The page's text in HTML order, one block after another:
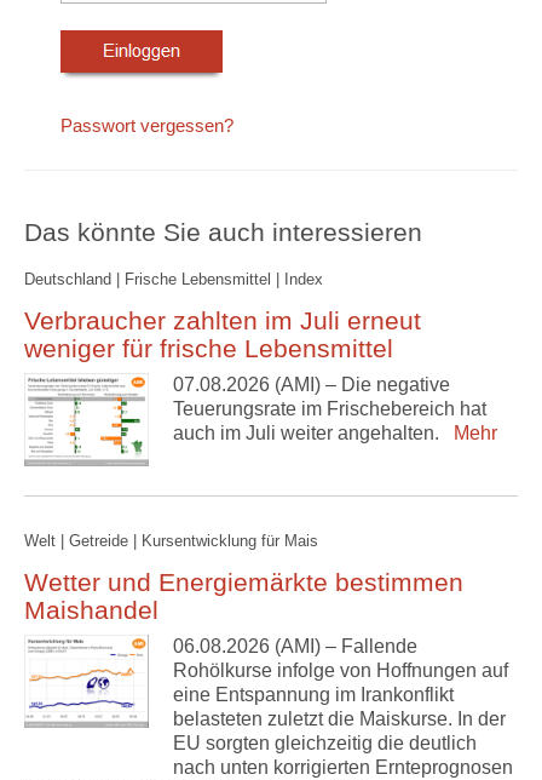
Passwort vergessen?
Das könnte Sie auch interessieren
Deutschland | Frische Lebensmittel | Index
Verbraucher zahlten im Juli erneut
weniger für frische Lebensmittel
07.08.2026 (AMI) – Die negative
Teuerungsrate im Frischebereich hat
auch im Juli weiter angehalten.
Mehr
Welt | Getreide | Kursentwicklung für Mais
Wetter und Energiemärkte bestimmen
Maishandel
06.08.2026 (AMI) – Fallende
Rohölkurse infolge von Hoffnungen auf
eine Entspannung im Irankonflikt
belasteten zuletzt die Maiskurse. In der
EU sorgten gleichzeitig die deutlich
nach unten korrigierten Ernteprognosen